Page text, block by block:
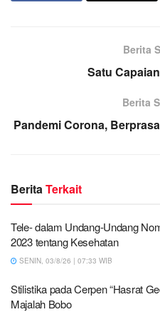
Berita
Satu
Berita
Pandemi Corona,
BeritaTerkait
Tele- dalam Undang-Undang
2023 tentang Kesehatan
SENIN, 03/8/26 | 07:33 WIB
Stilistika pada Cerpen “Hasrat
Majalah Bobo